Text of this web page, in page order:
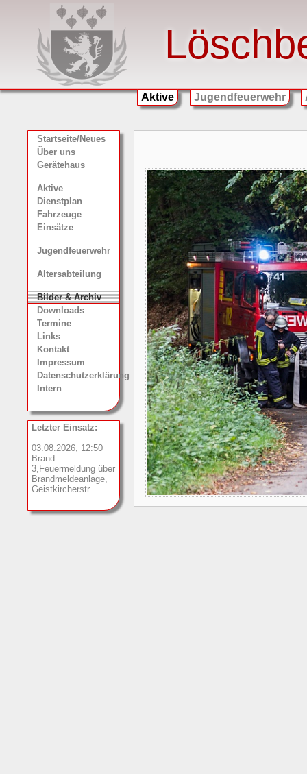
Aktive Jugendfeuerwehr
Startseite/Neues
Über uns
Gerätehaus
Aktive
Dienstplan
Fahrzeuge
Einsätze
Jugendfeuerwehr
Altersabteilung
Bilder & Archiv
Downloads
Termine
Links
Kontakt
Impressum
Datenschutzerklärung
Intern
Letzter Einsatz:
03.08.2026, 12:50
Brand
3,Feuermeldung über
Brandmeldeanlage,
Geistkircherstr